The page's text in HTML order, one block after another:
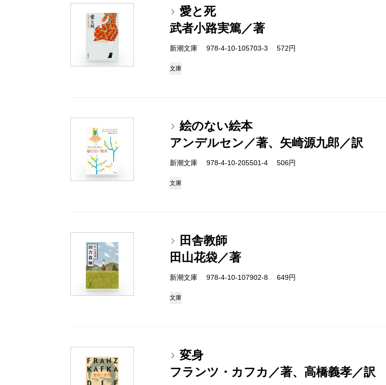
愛と死
武者小路実篤／著
新潮文庫 978-4-10-105703-3 572円
文庫
絵のない絵本
アンデルセン／著、矢崎源九郎／訳
新潮文庫 978-4-10-205501-4 506円
文庫
田舎教師
田山花袋／著
新潮文庫 978-4-10-107902-8 649円
文庫
変身
フランツ・カフカ／著、高橋義孝／訳